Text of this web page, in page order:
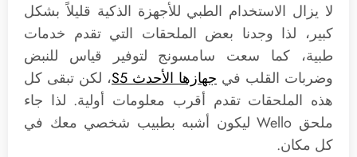
لا يزال الاستخدام الطبي للأجهزة الذكية قليلاً بشكل
كبير، لذا وجدنا بعض الملحقات التي تقدم خدمات
طبية، كما سعت سامسونج لتوفير قياس للنبض
وضربات القلب في جهازها الأحدث S5
، لكن تبقى كل
هذه الملحقات تقدم أقرب معلومات أولية. لذا جاء
ملحق Wello ليكون أشبه بطبيب شخصي معك في
كل مكان.